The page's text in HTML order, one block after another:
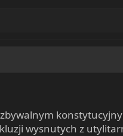
wysnutych z